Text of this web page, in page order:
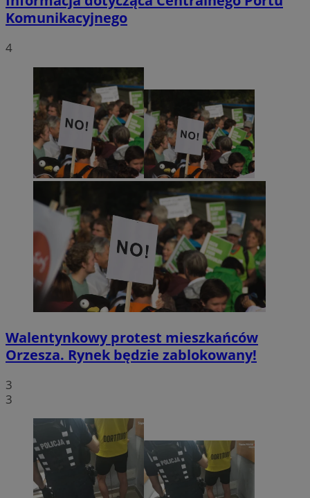
Komunikacyjnego
4
Walentynkowy protest mieszkańców
Orzesza. Rynek będzie zablokowany!
3
3